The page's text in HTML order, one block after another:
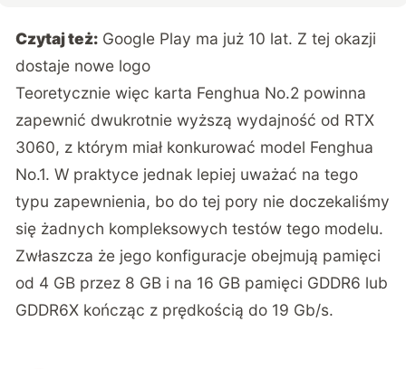
Czytaj też: Google Play ma już 10 lat. Z tej okazji
dostaje nowe logo
Teoretycznie więc karta Fenghua No.2 powinna
zapewnić dwukrotnie wyższą wydajność od RTX
3060, z którym miał konkurować model Fenghua
No.1. W praktyce jednak lepiej uważać na tego
typu zapewnienia, bo do tej pory nie doczekaliśmy
się żadnych kompleksowych testów tego modelu.
Zwłaszcza że jego konfiguracje obejmują pamięci
od 4 GB przez 8 GB i na 16 GB pamięci GDDR6 lub
GDDR6X kończąc z prędkością do 19 Gb/s.